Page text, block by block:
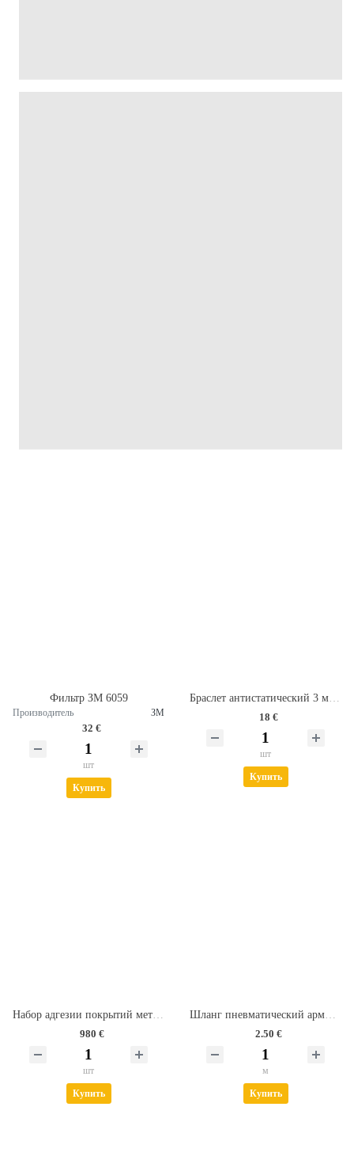
Фильтр ЗМ 6059
Производитель ЗМ
32 €
шт
Купить
18 €
шт
Купить
Набор адгезии покрытий методом решетчатых надрезов тип TQC Sheen СС2000
980 €
шт
Купить
Шланг пневматический армированный PVC (8х14 мм)
2.50 €
м
Купить